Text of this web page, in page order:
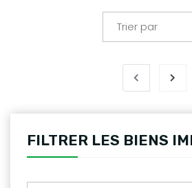
Trier par
FILTRER LES BIENS